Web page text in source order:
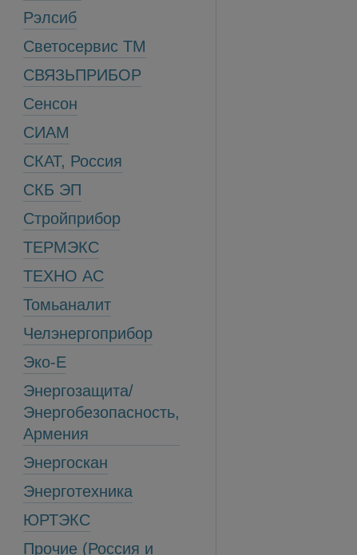
Рэлсиб
Светосервис ТМ
СВЯЗЬПРИБОР
Сенсон
СИАМ
СКАТ, Россия
СКБ ЭП
Стройприбор
ТЕРМЭКС
ТЕХНО АС
Томьаналит
Челэнергоприбор
Эко-Е
Энергозащита/
Энергобезопасность,
Армения
Энергоскан
Энерготехника
ЮРТЭКС
Прочие (Россия и